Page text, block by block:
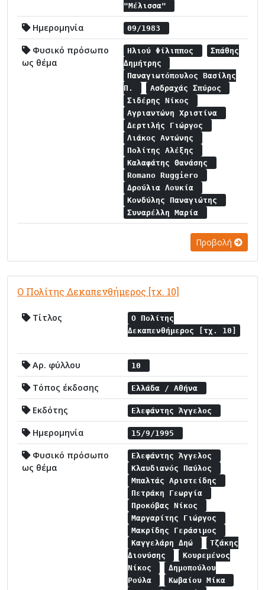
"Μέλισσα"
Ημερομηνία 09/1983
Φυσικό πρόσωπο
ως θέμα
Ηλιού Φίλιππος
Σπάθης
Δημήτρης
Παναγιωτόπουλος Βασίλης
Π.
Ασδραχάς Σπύρος
Σιδέρης Νίκος
Αγριαντώνη Χριστίνα
Δερτιλής Γιώργος
Λιάκος Αντώνης
Πολίτης Αλέξης
Καλαφάτης Θανάσης
Romano Ruggiero
Δρούλια Λουκία
Κονδύλης Παναγιώτης
Συναρέλλη Μαρία
Προβολή
Ο Πολίτης Δεκαπενθήμερος [τχ. 10]
Τίτλος
Ο Πολίτης
Δεκαπενθήμερος [τχ. 10]
Αρ. φύλλου 10
Τόπος έκδοσης Ελλάδα / Αθήνα
Εκδότης Ελεφάντης Άγγελος
Ημερομηνία 15/9/1995
Φυσικό πρόσωπο
ως θέμα
Ελεφάντης Άγγελος
Κλαυδιανός Παύλος
Μπαλτάς Αριστείδης
Πετράκη Γεωργία
Προκόβας Νίκος
Μαργαρίτης Γιώργος
Μακρίδης Γεράσιμος
Καγγελάρη Δηώ
Τζάκης
Διονύσης
Κουρεμένος
Νίκος
Δημοπούλου
Ρούλα
Κωβαίου Μίκα